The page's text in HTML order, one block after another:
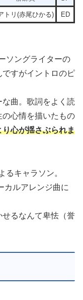
トリ(赤尾ひかる) ED
ソングライターの
すがイントロのピ
曲。歌詞をよく読
心情を描いたもの
心が揺さぶられま
るキャラソン。
カルアレンジ曲に
るなんて卑怯（誉